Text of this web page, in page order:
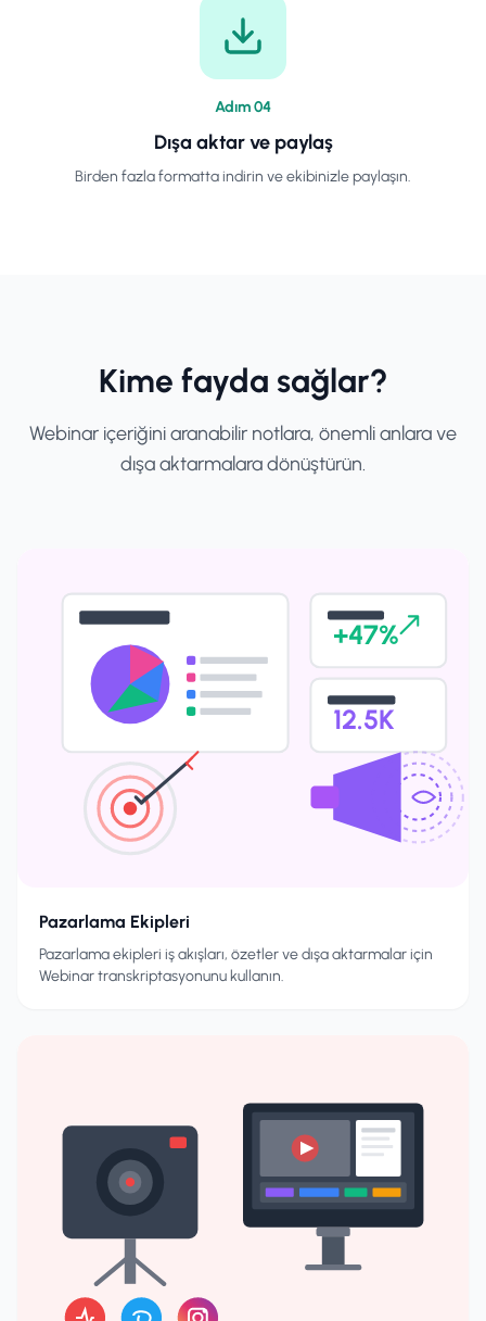
Adım04
Dışa aktar ve paylaş
Birden fazla formatta indirin ve ekibinizle paylaşın.
Kime fayda sağlar?
Webinar içeriğini aranabilir notlara, önemli anlara ve
dışa aktarmalara dönüştürün.
+47%
12.5K
Pazarlama Ekipleri
Pazarlama ekipleri iş akışları, özetler ve dışa aktarmalar için
Webinar transkriptasyonunu kullanın.